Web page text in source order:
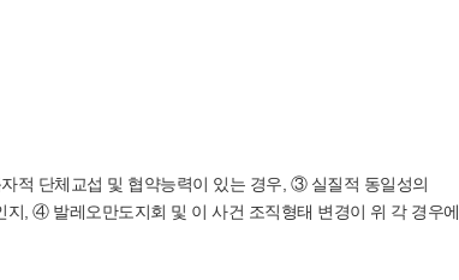
적 단체교섭 및 협약능력이 있는 경우, ③ 실질적 동일성의
, ④ 발레오만도지회 및 이 사건 조직형태 변경이 위 각 경우에